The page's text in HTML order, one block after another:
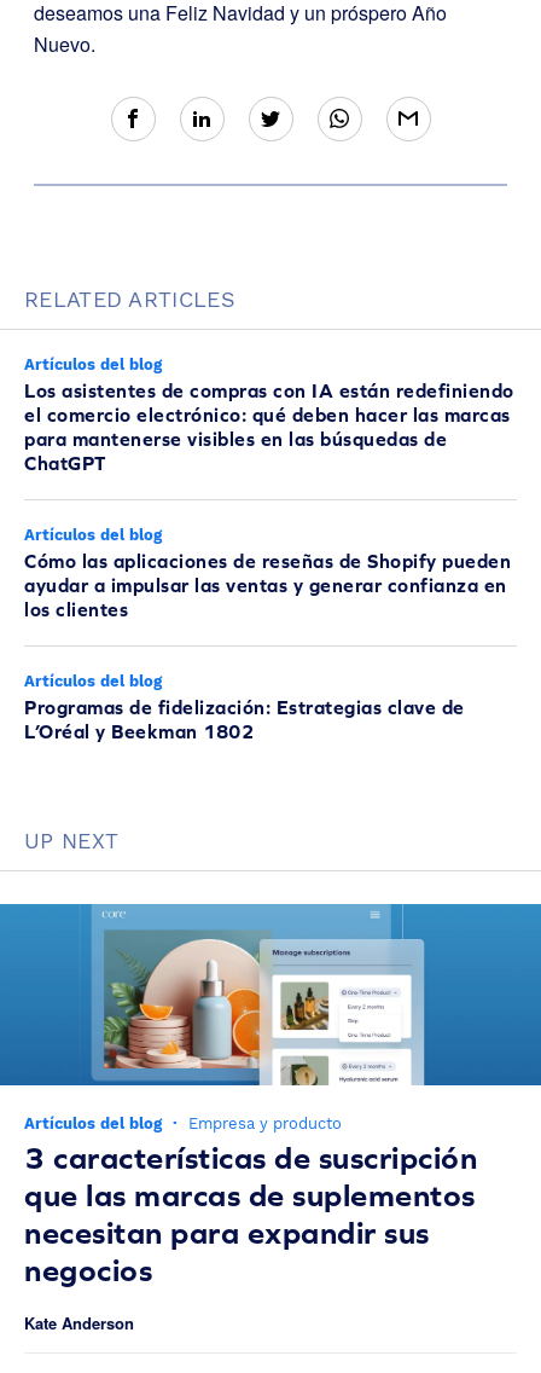
deseamos una Feliz Navidad y un próspero Año
Nuevo.
RELATED ARTICLES
Artículos del blog
Los asistentes de compras con IA están redefiniendo
el comercio electrónico: qué deben hacer las marcas
para mantenerse visibles en las búsquedas de
ChatGPT
Artículos del blog
Cómo las aplicaciones de reseñas de Shopify pueden
ayudar a impulsar las ventas y generar confianza en
los clientes
Artículos del blog
Programas de fidelización: Estrategias clave de
L’Oréal y Beekman 1802
UP NEXT
Artículos del blog · Empresa y producto
3 características de suscripción
que las marcas de suplementos
necesitan para expandir sus
negocios
Kate Anderson